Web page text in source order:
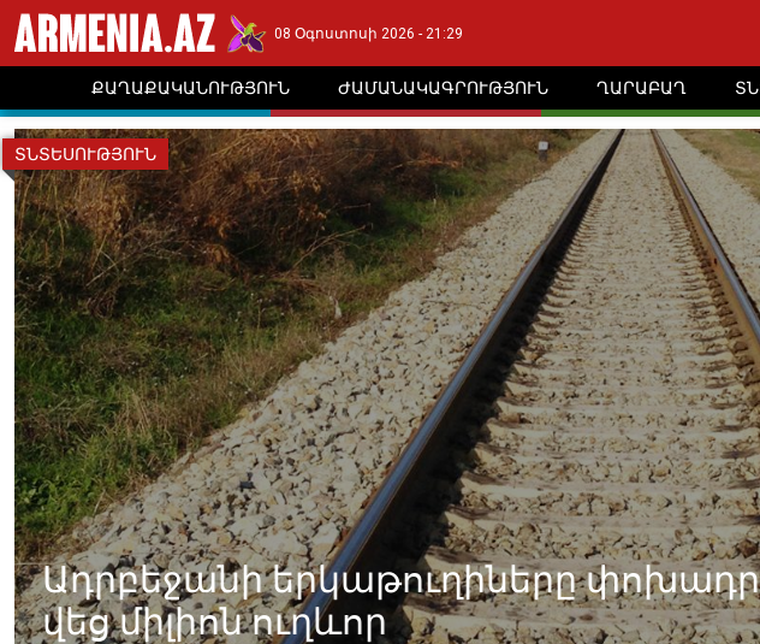
08 Օգոստոսի 2026 - 21:29
ՔԱՂԱՔԱԿԱՆՈՒԹՅՈՒՆ ԺԱՄԱՆԱԿԱԳՐՈՒԹՅՈՒՆ ՂԱՐԱԲԱՂ
Ադրբեջանի երկաթուղիները
վեց միլիոն ուղևոր
ՏՆՏԵՍՈՒԹՅՈՒՆ